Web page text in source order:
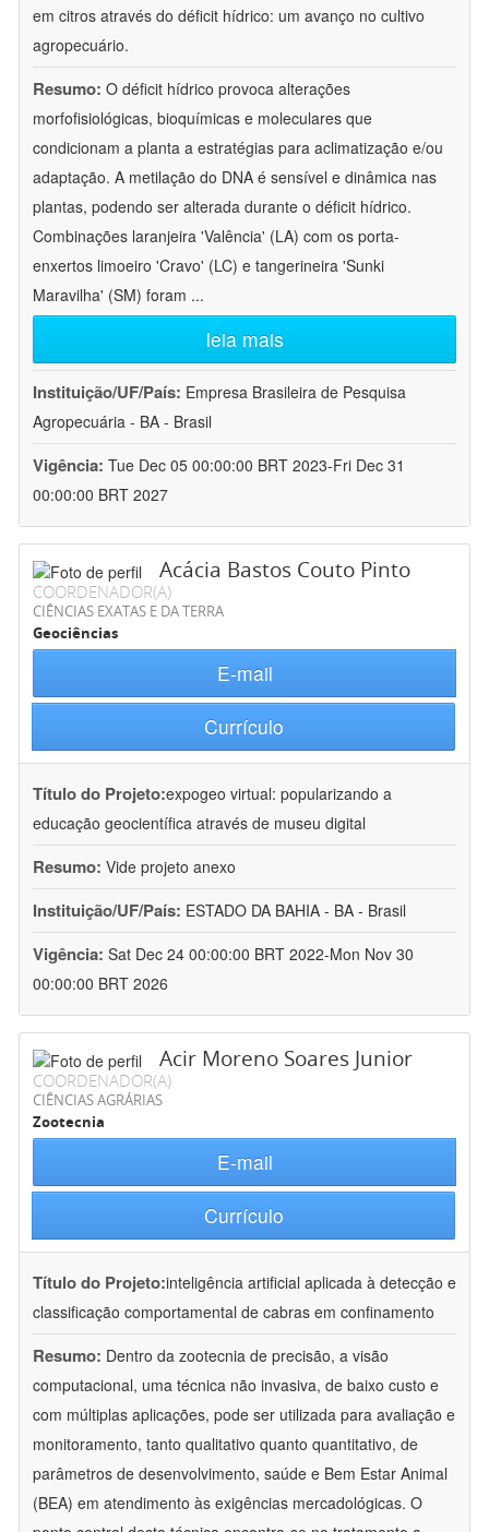
em citros através do déficit hídrico: um avanço no cultivo
agropecuário.
Resumo: O déficit hídrico provoca alterações
morfofisiológicas, bioquímicas e moleculares que
condicionam a planta a estratégias para aclimatização e/ou
adaptação. A metilação do DNA é sensível e dinâmica nas
plantas, podendo ser alterada durante o déficit hídrico.
Combinações laranjeira 'Valência' (LA) com os porta-
enxertos limoeiro 'Cravo' (LC) e tangerineira 'Sunki
Maravilha' (SM) foram ...
leia mais
Instituição/UF/País: Empresa Brasileira de Pesquisa
Agropecuária - BA - Brasil
Vigência: Tue Dec 05 00:00:00 BRT 2023-Fri Dec 31
00:00:00 BRT 2027
Acácia Bastos Couto Pinto
COORDENADOR(A)
CIÊNCIAS EXATAS E DA TERRA
Geociências
E-mail
Currículo
Título do Projeto:expogeo virtual: popularizando a
educação geocientífica através de museu digital
Resumo: Vide projeto anexo
Instituição/UF/País: ESTADO DA BAHIA - BA - Brasil
Vigência: Sat Dec 24 00:00:00 BRT 2022-Mon Nov 30
00:00:00 BRT 2026
Acir Moreno Soares Junior
COORDENADOR(A)
CIÊNCIAS AGRÁRIAS
Zootecnia
E-mail
Currículo
Título do Projeto:inteligência artificial aplicada à detecção e
classificação comportamental de cabras em confinamento
Resumo: Dentro da zootecnia de precisão, a visão
computacional, uma técnica não invasiva, de baixo custo e
com múltiplas aplicações, pode ser utilizada para avaliação e
monitoramento, tanto qualitativo quanto quantitativo, de
parâmetros de desenvolvimento, saúde e Bem Estar Animal
(BEA) em atendimento às exigências mercadológicas. O